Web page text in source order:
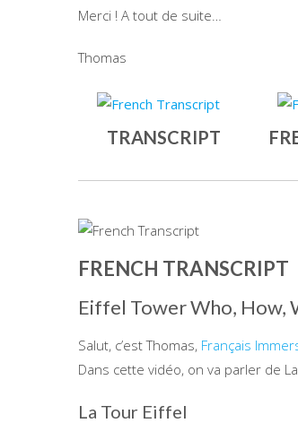
Merci ! A tout de suite…
Thomas
TRANSCRIPT
FRENCH TRANSCRIPT
Eiffel Tower Who, How,
Salut, c’est Thomas, Français
Dans cette vidéo, on va parler de
La Tour Eiffel